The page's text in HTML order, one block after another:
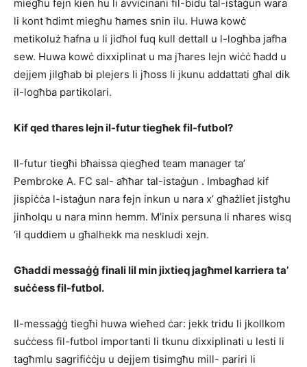
miegħu fejn kien hu li avviċinani fil-bidu tal-istaġun wara
li kont ħdimt miegħu ħames snin ilu. Huwa kowċ
metikoluż ħafna u li jidħol fuq kull dettall u l-logħba jafha
sew. Huwa kowċ dixxiplinat u ma jħares lejn wiċċ ħadd u
dejjem jilgħab bi plejers li jħoss li jkunu addattati għal dik
il-logħba partikolari.
Kif qed tħares lejn il-futur tiegħek fil-futbol?
Il-futur tiegħi bħaissa qiegħed team manager ta’
Pembroke A. FC sal- aħħar tal-istaġun . Imbagħad kif
jispiċċa l-istaġun nara fejn inkun u nara x’ għażliet jistgħu
jinħolqu u nara minn hemm. M’inix persuna li nħares wisq
‘il quddiem u għalhekk ma neskludi xejn.
Għaddi messaġġ finali lil min jixtieq jagħmel karriera ta’
suċċess fil-futbol.
Il-messaġġ tiegħi huwa wieħed ċar: jekk tridu li jkollkom
suċċess fil-futbol importanti li tkunu dixxiplinati u lesti li
tagħmlu sagrifiċċju u dejjem tisimgħu mill- pariri li